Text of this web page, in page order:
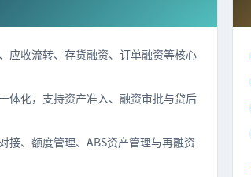
应收流转、存货融资、订单融资等核心
体化，支持资产准入、融资审批与贷后
接、额度管理、ABS资产管理与再融资